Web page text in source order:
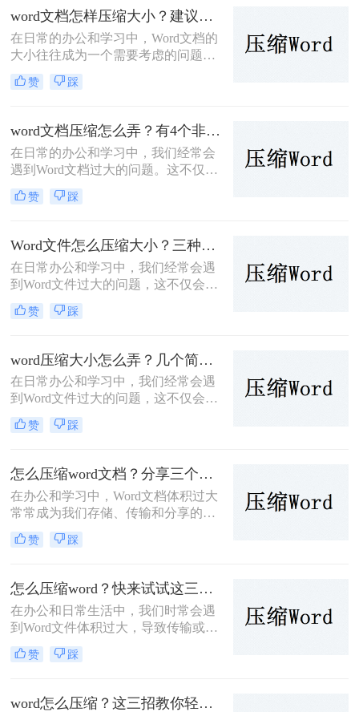
邮件或在线平台发送。因此，学会
word如何压缩大小变得尤为重要。本
文将介绍几种常用的Word文档压缩方
法，帮助大家轻松减小文档大小。
word文档怎样压缩大小？建议试试这五种方法！
在日常的办公和学习中，Word文档的
大小往往成为一个需要考虑的问题。
过大的文档不仅占用了存储空间，还
可能影响传输速度和分享便利性。因
尤为重要。本文将详细介绍几种常见
的Word文档压缩方法，帮助你轻松管
理文档大小。
赞 踩
word文档压缩怎么弄？有4个非常详细的教程！
在日常的办公和学习中，我们经常会
遇到Word文档过大的问题。这不仅会
占用宝贵的存储空间，而且在传输或
共享时也显得尤为不便。那么word文
介绍几种Word文档压缩的方法，帮助
大家轻松解决这一问题。
赞 踩
Word文件怎么压缩大小？三种简单的方法介绍！
在日常办公和学习中，我们经常会遇
到Word文件过大的问题，这不仅会占
用大量的存储空间，而且在传输或共
享时也极为不便。为了解决Word文件
几种Word文件压缩大小的方法与技
巧。
赞 踩
word压缩大小怎么弄？几个简单实用方法！
在日常办公和学习中，我们经常会遇
到Word文件过大的问题，这不仅会占
用大量的存储空间，还会在文件传输
和共享时带来诸多不便。因此，掌握
重要。本文将详细介绍Word文件压缩
的步骤和注意事项，帮助大家轻松解
决Word文件过大的问题。
赞 踩
怎么压缩word文档？分享三个简单的方法，一看就会！
在办公和学习中，Word文档体积过大
常常成为我们存储、传输和分享的障
碍。那么怎么压缩word文档呢？，本
文将为您介绍三种高效的Word文档压
赞 踩
怎么压缩word？快来试试这三个方法！
在办公和日常生活中，我们时常会遇
到Word文件体积过大，导致传输或存
储不便的问题。那么怎么压缩Word
呢？针对这一问题，本文将介绍三种
轻松减小文件大小。
赞 踩
word怎么压缩？这三招教你轻松压缩！